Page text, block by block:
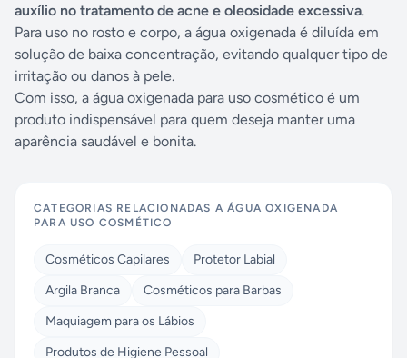
auxílio no tratamento de acne e oleosidade excessiva.
Para uso no rosto e corpo, a água oxigenada é diluída em
solução de baixa concentração, evitando qualquer tipo de
irritação ou danos à pele.
Com isso, a água oxigenada para uso cosmético é um
produto indispensável para quem deseja manter uma
aparência saudável e bonita.
CATEGORIAS RELACIONADAS AÁGUA OXIGENADA
PARA USO COSMÉTICO
Cosméticos Capilares
Protetor Labial
Argila Branca
Cosméticos para Barbas
Maquiagem para os Lábios
Produtos de Higiene Pessoal